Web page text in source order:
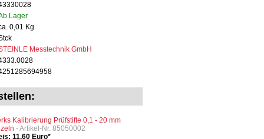
Lager
0,01 Kg
Messtechnik GmbH
Kalibrierung Prüfstifte 0,1 - 20 mm
- Artikel-Nr. 85050002
11,60 Euro*